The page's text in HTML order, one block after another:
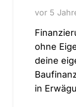
vor 5
ohne
deine
in